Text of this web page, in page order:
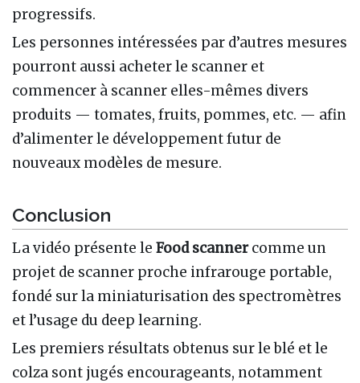
progressifs.
Les personnes intéressées par d’autres mesures
pourront aussi acheter le scanner et
commencer à scanner elles-mêmes divers
produits — tomates, fruits, pommes, etc. — afin
d’alimenter le développement futur de
nouveaux modèles de mesure.
Conclusion
La vidéo présente le Food scannercomme un
projet de scanner proche infrarouge portable,
fondé sur la miniaturisation des spectromètres
et l’usage du deep learning.
Les premiers résultats obtenus sur le blé et le
colza sont jugés encourageants, notamment